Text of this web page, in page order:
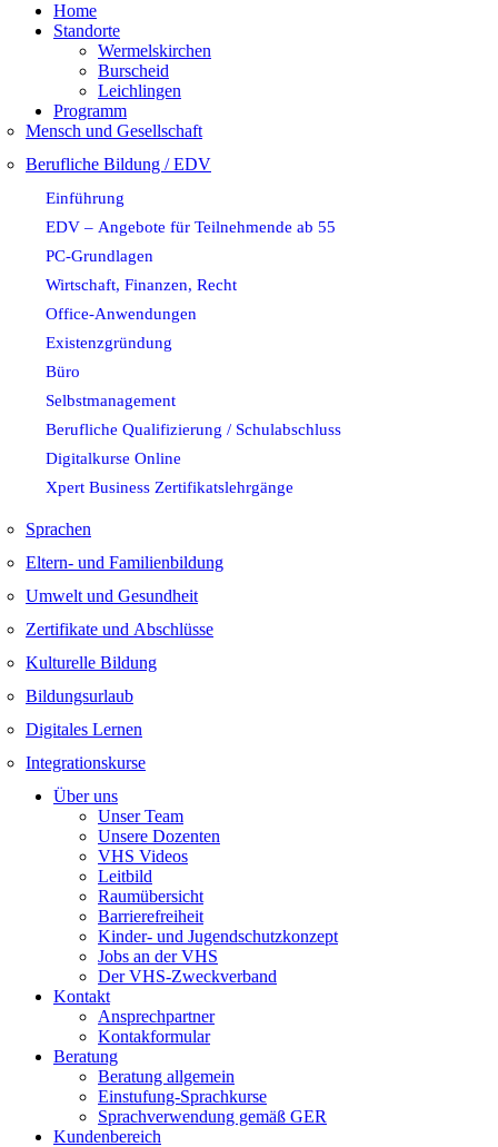
Home
Standorte
Wermelskirchen
Burscheid
Leichlingen
Programm
Mensch und Gesellschaft
Berufliche Bildung / EDV
Einführung
EDV – Angebote für Teilnehmende ab 55
PC-Grundlagen
Wirtschaft, Finanzen, Recht
Office-Anwendungen
Existenzgründung
Büro
Selbstmanagement
Berufliche Qualifizierung / Schulabschluss
Digitalkurse Online
Xpert Business Zertifikatslehrgänge
Sprachen
Eltern- und Familienbildung
Umwelt und Gesundheit
Zertifikate und Abschlüsse
Kulturelle Bildung
Bildungsurlaub
Digitales Lernen
Integrationskurse
Über uns
Unser Team
Unsere Dozenten
VHS Videos
Leitbild
Raumübersicht
Barrierefreiheit
Kinder- und Jugendschutzkonzept
Jobs an der VHS
Der VHS-Zweckverband
Kontakt
Ansprechpartner
Kontakformular
Beratung
Beratung allgemein
Einstufung-Sprachkurse
Sprachverwendung gemäß GER
Kundenbereich